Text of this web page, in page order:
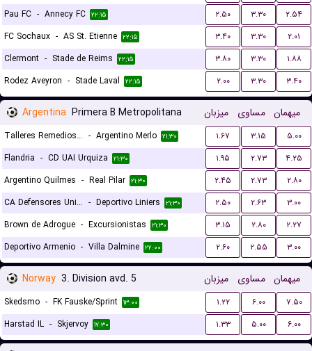
Pau FC - Annecy FC ۲۲:۱۵ ۲.۵۰ ۳.۳۰
۲.۵۴
FC Sochaux - AS St. Etienne ۲۲:۱۵ ۳.۴۰ ۳.۳۰
۲.۰۱
Clermont - Stade de Reims ۲۲:۱۵ ۳.۸۰ ۳.۳۰
۱.۸۸
Rodez Aveyron - Stade Laval ۲۲:۱۵ ۲.۰۰ ۳.۳۰ ۳.۴۰
Argentina Primera B Metropolitana میزبان مساوی میهمان
Talleres Remedios Escalada - Argentino Merlo ۲۱:۳۰ ۱.۶۷ ۳.۱۵
۵.۰۰
Flandria - CD UAI Urquiza ۲۱:۳۰ ۱.۹۵ ۲.۷۳
۴.۲۵
Argentino Quilmes - Real Pilar ۲۱:۳۰ ۲.۴۵ ۲.۷۳
۲.۸۰
CA Defensores Unidos - Deportivo Liniers ۲۱:۳۰ ۲.۵۰ ۲.۶۳
۳.۰۰
Brown de Adrogue - Excursionistas ۲۱:۳۰ ۳.۱۵ ۲.۸۰
۲.۲۷
Deportivo Armenio - Villa Dalmine ۲۲:۰۰ ۲.۶۰ ۲.۵۵ ۳.۰۰
Norway 3. Division avd. 5 میزبان مساوی میهمان
Skedsmo - FK Fauske/Sprint ۱۳:۰۰ ۱.۲۲ ۶.۰۰
۷.۵۰
Harstad IL - Skjervoy ۱۷:۳۰ ۱.۳۳ ۵.۰۰ ۶.۰۰